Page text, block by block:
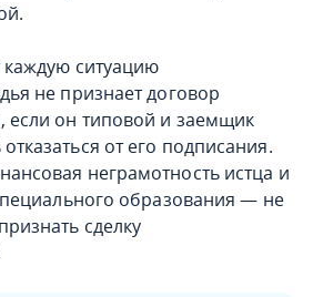
каждую ситуацию
не признает договор
если он типовой и заемщик
от его подписания.
неграмотность истца и
образования — не
сделку